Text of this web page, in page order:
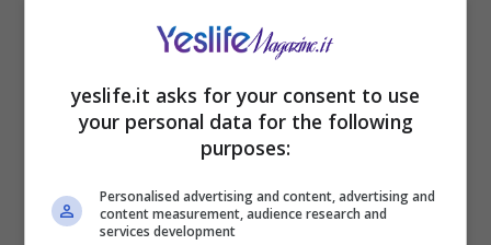
lanciare l’allarme un collega
Vettura si ribalta in autostrada: morto
yeslife.it asks for your consent to use
your personal data for the following
purposes:
Personalised advertising and content, advertising and
content measurement, audience research and
services development